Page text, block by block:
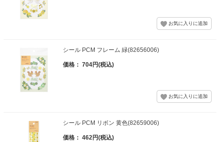
シール PCM フレーム 緑(82656006)
価格： 704円(税込)
シール PCM リボン 黄色(82659006)
価格： 462円(税込)